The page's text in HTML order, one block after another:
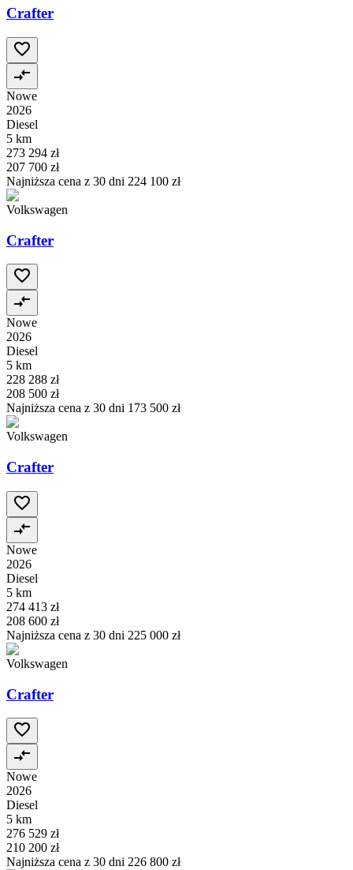
Crafter
Nowe
2026
Diesel
5 km
273 294 zł
207 700 zł
Najniższa cena z 30 dni 224 100 zł
Volkswagen
Crafter
Nowe
2026
Diesel
5 km
228 288 zł
208 500 zł
Najniższa cena z 30 dni 173 500 zł
Volkswagen
Crafter
Nowe
2026
Diesel
5 km
274 413 zł
208 600 zł
Najniższa cena z 30 dni 225 000 zł
Volkswagen
Crafter
Nowe
2026
Diesel
5 km
276 529 zł
210 200 zł
Najniższa cena z 30 dni 226 800 zł